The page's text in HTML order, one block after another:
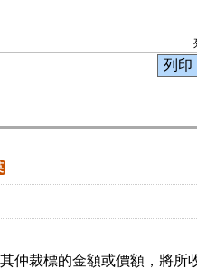
仲裁標的金額或價額，將所